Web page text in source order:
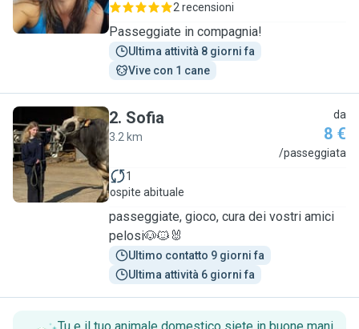
2 recensioni
Passeggiate in compagnia!
Ultima attività 8 giorni fa
Vive con 1 cane
S
2. Sofia
3.2 km
da
8 €
/passeggiata
1
ospite abituale
passeggiate, gioco, cura dei vostri amici
pelosi🐶🐱🐰
Ultimo contatto 9 giorni fa
Ultima attività 6 giorni fa